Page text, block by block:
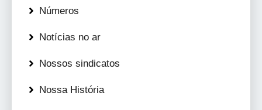
Números
Notícias no ar
Nossos sindicatos
Nossa História